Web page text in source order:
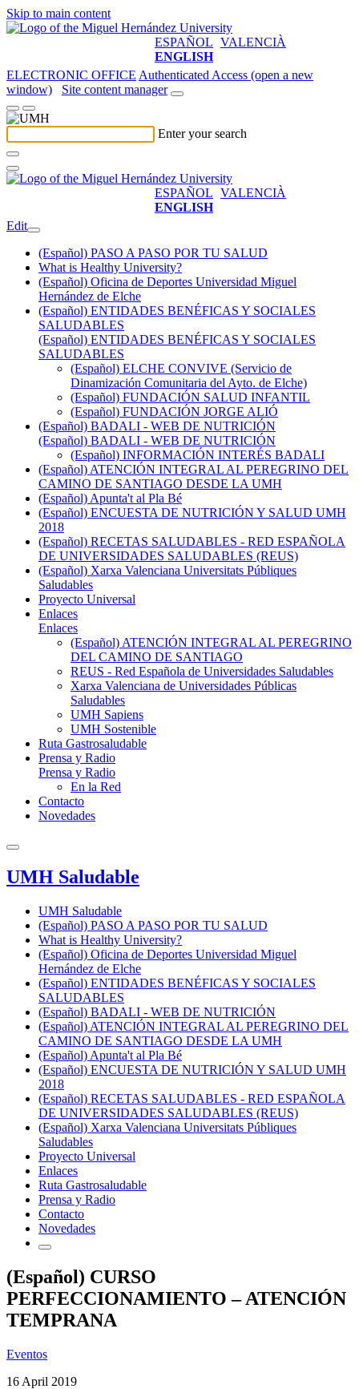
Skip to main content
ESPAÑOL VALENCIÀ
ENGLISH
ELECTRONIC OFFICE Authenticated Access (open a new
window)
Site content manager
Enter your search
ESPAÑOL VALENCIÀ
ENGLISH
Edit
(Español) PASO A PASO POR TU SALUD
What is Healthy University?
(Español) Oficina de Deportes Universidad Miguel
Hernández de Elche
(Español) ENTIDADES BENÉFICAS Y SOCIALES
SALUDABLES
(Español) ENTIDADES BENÉFICAS Y SOCIALES
SALUDABLES
(Español) ELCHE CONVIVE (Servicio de
Dinamización Comunitaria del Ayto. de Elche)
(Español) FUNDACIÓN SALUD INFANTIL
(Español) FUNDACIÓN JORGE ALIÓ
(Español) BADALI - WEB DE NUTRICIÓN
(Español) BADALI - WEB DE NUTRICIÓN
(Español) INFORMACIÓN INTERÉS BADALI
(Español) ATENCIÓN INTEGRAL AL PEREGRINO DEL
CAMINO DE SANTIAGO DESDE LA UMH
(Español) Apunta't al Pla Bé
(Español) ENCUESTA DE NUTRICIÓN Y SALUD UMH
2018
(Español) RECETAS SALUDABLES - RED ESPAÑOLA
DE UNIVERSIDADES SALUDABLES (REUS)
(Español) Xarxa Valenciana Universitats Públiques
Saludables
Proyecto Universal
Enlaces
Enlaces
(Español) ATENCIÓN INTEGRAL AL PEREGRINO
DEL CAMINO DE SANTIAGO
REUS - Red Española de Universidades Saludables
Xarxa Valenciana de Universidades Públicas
Saludables
UMH Sapiens
UMH Sostenible
Ruta Gastrosaludable
Prensa y Radio
Prensa y Radio
En la Red
Contacto
Novedades
UMH Saludable
UMH Saludable
(Español) PASO A PASO POR TU SALUD
What is Healthy University?
(Español) Oficina de Deportes Universidad Miguel
Hernández de Elche
(Español) ENTIDADES BENÉFICAS Y SOCIALES
SALUDABLES
(Español) BADALI - WEB DE NUTRICIÓN
(Español) ATENCIÓN INTEGRAL AL PEREGRINO DEL
CAMINO DE SANTIAGO DESDE LA UMH
(Español) Apunta't al Pla Bé
(Español) ENCUESTA DE NUTRICIÓN Y SALUD UMH
2018
(Español) RECETAS SALUDABLES - RED ESPAÑOLA
DE UNIVERSIDADES SALUDABLES (REUS)
(Español) Xarxa Valenciana Universitats Públiques
Saludables
Proyecto Universal
Enlaces
Ruta Gastrosaludable
Prensa y Radio
Contacto
Novedades
(Español) CURSO
PERFECCIONAMIENTO – ATENCIÓN
TEMPRANA
Eventos
16 April 2019